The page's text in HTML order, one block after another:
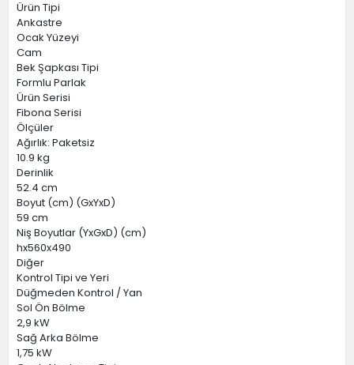
Ürün Tipi
Ankastre
Ocak Yüzeyi
Cam
Bek Şapkası Tipi
Formlu Parlak
Ürün Serisi
Fibona Serisi
Ölçüler
Ağırlık: Paketsiz
10.9 kg
Derinlik
52.4 cm
Boyut (cm) (GxYxD)
59 cm
Niş Boyutlar (YxGxD) (cm)
hx560x490
Diğer
Kontrol Tipi ve Yeri
Düğmeden Kontrol / Yan
Sol Ön Bölme
2,9 kW
Sağ Arka Bölme
1,75 kW